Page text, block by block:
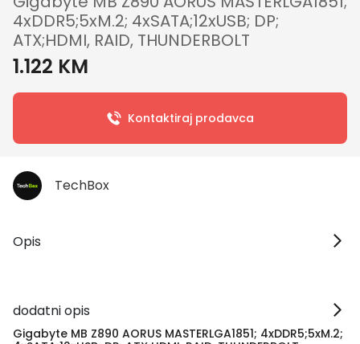
4xDDR5;5xM.2; 4xSATA;12xUSB; DP;
ATX;HDMI, RAID, THUNDERBOLT
1.122 KM
Kontaktiraj prodavca
TechBox
Opis
dodatni opis
Gigabyte MB Z890 AORUS MASTERLGA1851; 4xDDR5;5xM.2;